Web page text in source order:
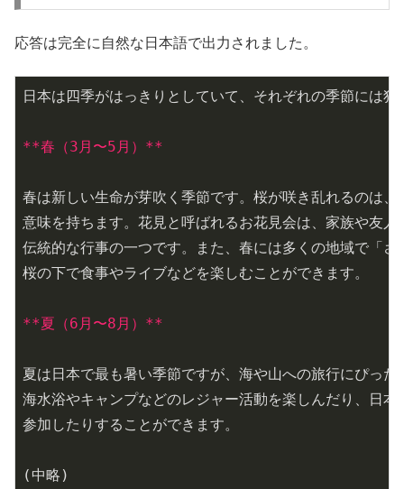
応答は完全に自然な日本語で出力されました。
日本は四季がはっきりとしていて、それぞれの季節には
**春（3月〜5月）**
春は新しい生命が芽吹く季節です。桜が咲き乱れるのは、
意味を持ちます。花見と呼ばれるお花見会は、家族や友人
伝統的な行事の一つです。また、春には多くの地域で「
桜の下で食事やライブなどを楽しむことができます。
**夏（6月〜8月）**
夏は日本で最も暑い季節ですが、海や山への旅行にぴっ
海水浴やキャンプなどのレジャー活動を楽しんだり、日
参加したりすることができます。
(中略)